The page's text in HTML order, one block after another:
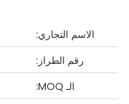
الاسم التجاري:
رقم الطراز:
الـ MOQ: